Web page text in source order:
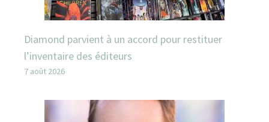
Diamond parvient à un accord pour restituer
l’inventaire des éditeurs
7 août 2026